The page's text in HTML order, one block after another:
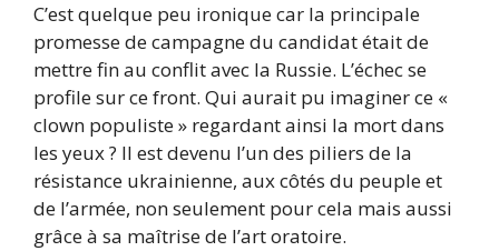
C’est quelque peu ironique car la principale
promesse de campagne du candidat était de
mettre fin au conflit avec la Russie. L’échec se
profile sur ce front. Qui aurait pu imaginer ce «
clown populiste » regardant ainsi la mort dans
les yeux ? Il est devenu l’un des piliers de la
résistance ukrainienne, aux côtés du peuple et
de l’armée, non seulement pour cela mais aussi
grâce à sa maîtrise de l’art oratoire.